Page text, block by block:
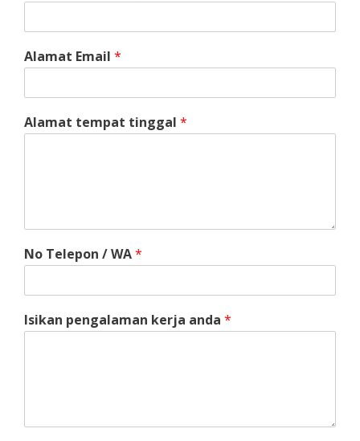
Alamat Email *
Alamat tempat tinggal *
No Telepon / WA*
Isikan pengalaman kerja anda *